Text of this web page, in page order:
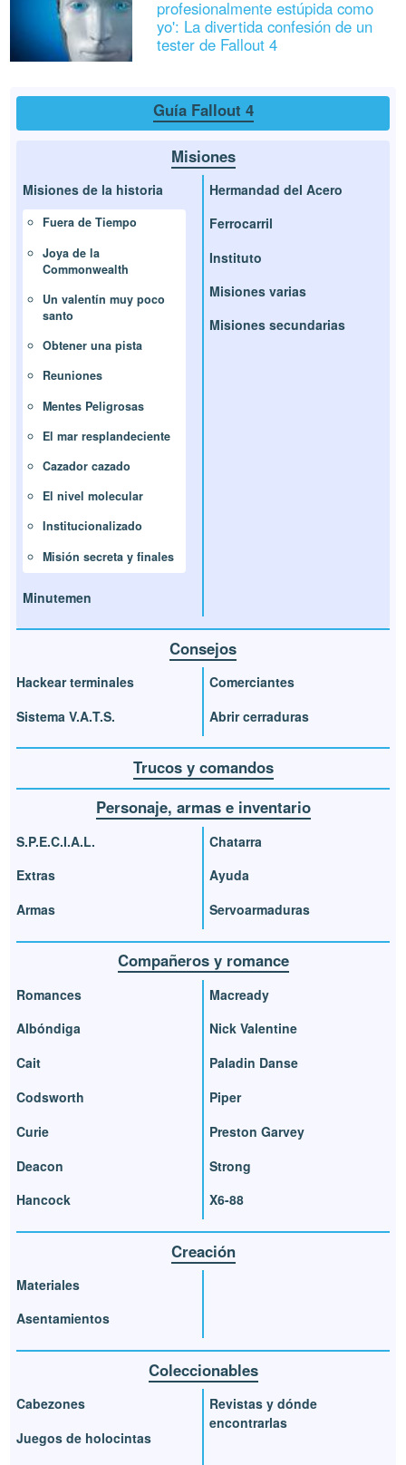
profesionalmente estúpida como
yo': La divertida confesión de un
tester de Fallout 4
Guía Fallout 4
Misiones
Misiones de la historia
Fuera de Tiempo
Joya de la
Commonwealth
Un valentín muy poco
santo
Obtener una pista
Reuniones
Mentes Peligrosas
El mar resplandeciente
Cazador cazado
El nivel molecular
Institucionalizado
Misión secreta y finales
Minutemen
Hermandad del Acero
Ferrocarril
Instituto
Misiones varias
Misiones secundarias
Consejos
Hackear terminales
Sistema V.A.T.S.
Comerciantes
Abrir cerraduras
Trucos y comandos
Personaje, armas e inventario
S.P.E.C.I.A.L.
Extras
Armas
Chatarra
Ayuda
Servoarmaduras
Compañeros y romance
Romances
Albóndiga
Cait
Codsworth
Curie
Deacon
Hancock
Macready
Nick Valentine
Paladin Danse
Piper
Preston Garvey
Strong
X6-88
Creación
Materiales
Asentamientos
Coleccionables
Cabezones
Juegos de holocintas
Revistas y dónde
encontrarlas